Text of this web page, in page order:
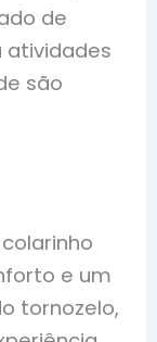
de
atividades
são
e um
tornozelo,